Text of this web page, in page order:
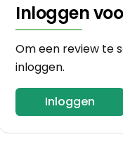
Inloggen
Om een review te
inloggen.
Inloggen